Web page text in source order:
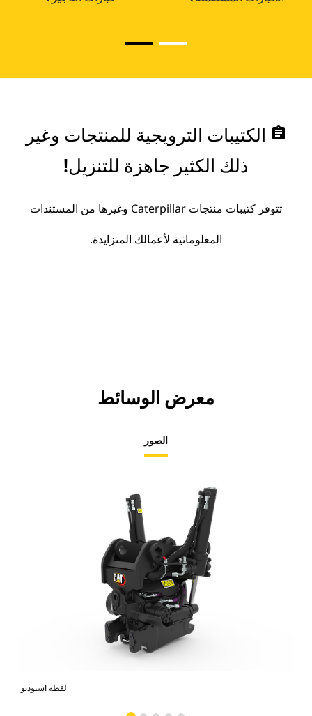
assignment الكتيبات الترويجية للمنتجات وغير
ذلك الكثير جاهزة للتنزيل!
تتوفر كتيبات منتجات Caterpillar وغيرها من المستندات
المعلوماتية لأعمالك المتزايدة.
معرض الوسائط
الصور
لقطة استوديو